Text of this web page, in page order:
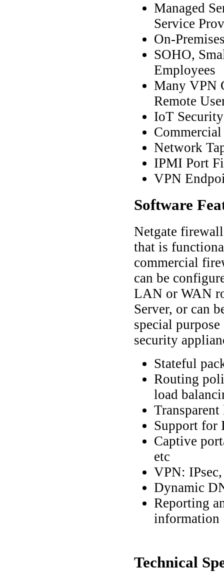
Managed
Service
On-
SOHO,
Employees
Many VPN
Remote
IoT
Network
IPMI Port
VPN
Software
Netgate
that is
commercial
can be
LAN or WAN
Server, or can
special
security
Stateful
Routing
load
Support for
Captive
etc
VPN:
Dynamic
Reporting
information
Technical